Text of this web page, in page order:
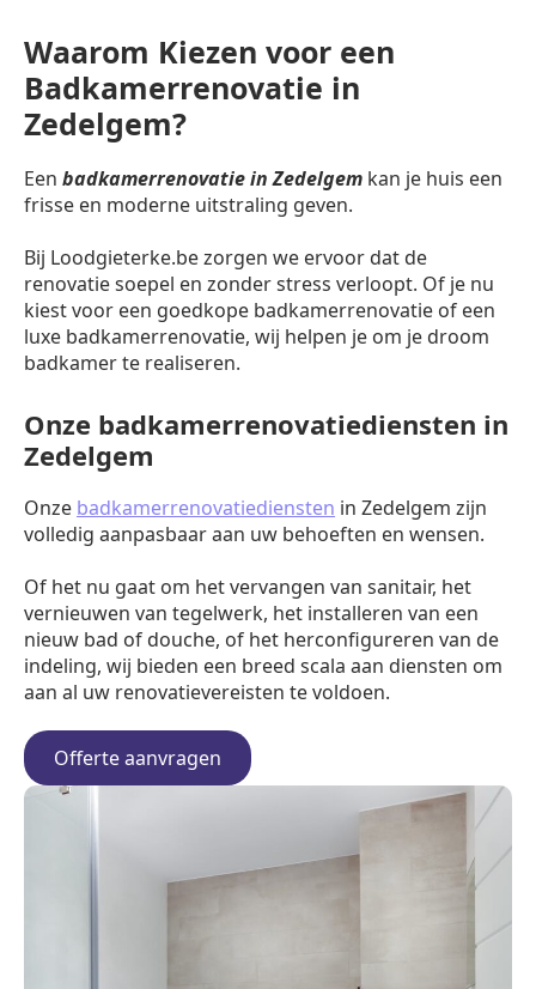
Waarom Kiezen voor een
Badkamerrenovatie in
Zedelgem?
Een badkamerrenovatie in Zedelgem kan je huis een
frisse en moderne uitstraling geven.
Bij Loodgieterke.be zorgen we ervoor dat de
renovatie soepel en zonder stress verloopt. Of je nu
kiest voor een goedkope badkamerrenovatie of een
luxe badkamerrenovatie, wij helpen je om je droom
badkamer te realiseren.
Onze badkamerrenovatiediensten in
Zedelgem
Onze badkamerrenovatiediensten in Zedelgem zijn
volledig aanpasbaar aan uw behoeften en wensen.
Of het nu gaat om het vervangen van sanitair, het
vernieuwen van tegelwerk, het installeren van een
nieuw bad of douche, of het herconfigureren van de
indeling, wij bieden een breed scala aan diensten om
aan al uw renovatievereisten te voldoen.
Offerte aanvragen